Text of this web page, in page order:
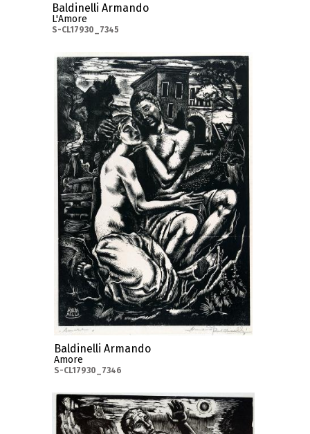
Baldinelli Armando
L'Amore
S-CL17930_7345
Baldinelli Armando
Amore
S-CL17930_7346